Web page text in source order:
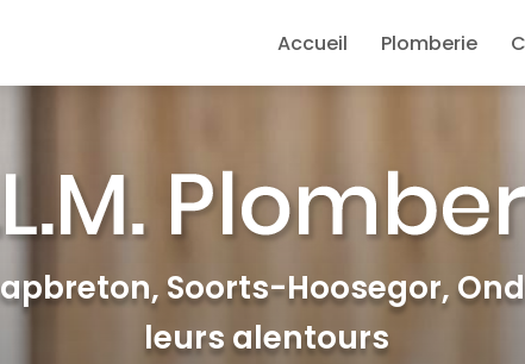
Accueil
Plomberie
Soorts-Hoosegor,
leurs alentours